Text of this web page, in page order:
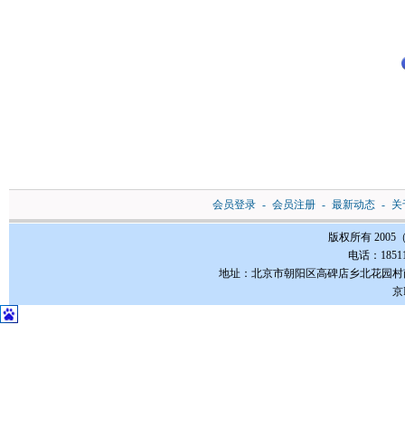
会员登录 - 会员注册 - 最新动态 - 关
版权所有 2005
电话：
地址：北京市朝阳区高碑店乡北花园村
京